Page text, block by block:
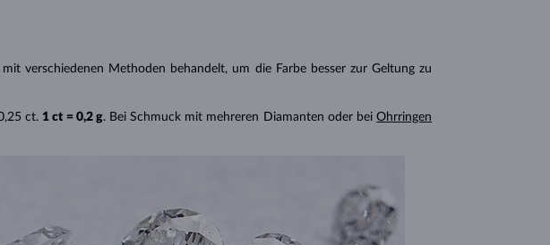
verschiedenen Methoden behandelt, um die Farbe besser zur Geltung zu
ct. 1 ct = 0,2 g. Bei Schmuck mit mehreren Diamanten oder bei Ohrringen